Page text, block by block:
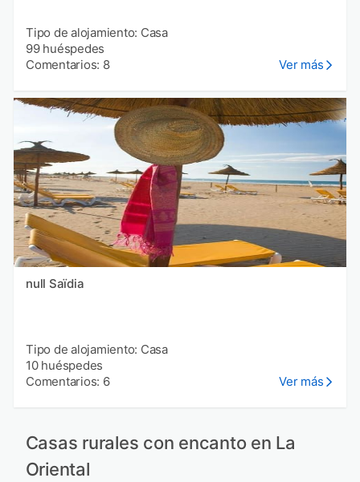
Tipo de alojamiento: Casa
99 huéspedes
Comentarios: 8
Ver más
null Saïdia
Tipo de alojamiento: Casa
10 huéspedes
Comentarios: 6
Ver más
Casas rurales con encanto en La
Oriental